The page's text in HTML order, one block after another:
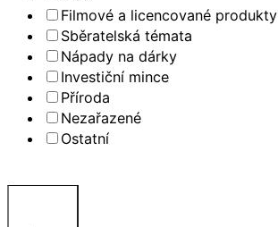
Filmové a licencované produkty
Sběratelská témata
Nápady na dárky
Investiční mince
Příroda
Nezařazené
Ostatní